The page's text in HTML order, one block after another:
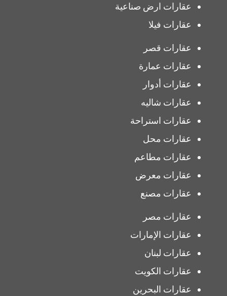
عقارات ارض صناعية
عقارات فيلا
عقارات قصر
عقارات عمارة
عقارات أدوار
عقارات شاليه
عقارات استراحة
عقارات محل
عقارات مطاعم
عقارات معرض
عقارات مصنع
عقارات مصر
عقارات الإمارات
عقارات لبنان
عقارات الكويت
عقارات البحرين